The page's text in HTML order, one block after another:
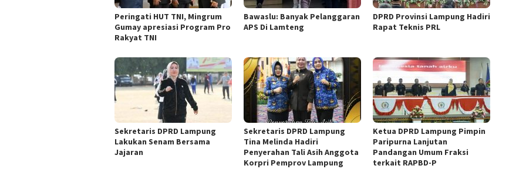
Peringati HUT TNI, Mingrum
Gumay apresiasi Program Pro
Rakyat TNI
Bawaslu: Banyak Pelanggaran
APS Di Lamteng
DPRD Provinsi Lampung Hadiri
Rapat Teknis PRL
Sekretaris DPRD Lampung
Lakukan Senam Bersama
Jajaran
Sekretaris DPRD Lampung
Tina Melinda Hadiri
Penyerahan Tali Asih Anggota
Korpri Pemprov Lampung
Ketua DPRD Lampung Pimpin
Paripurna Lanjutan
Pandangan Umum Fraksi
terkait RAPBD-P